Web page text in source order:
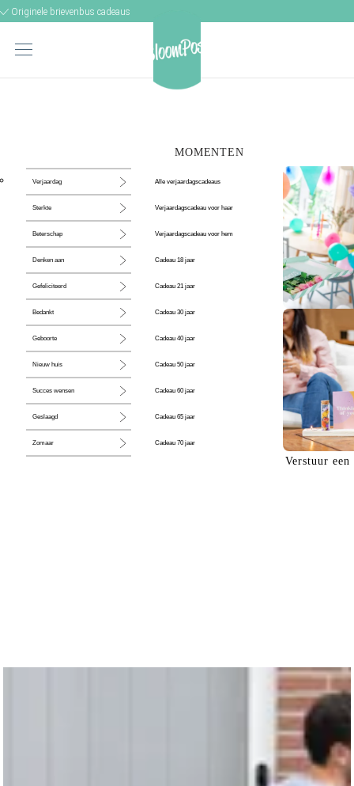
Originele brievenbus cadeaus
MOMENTEN
Verjaardag
Sterkte
Beterschap
Denken aan
Gefeliciteerd
Bedankt
Geboorte
Nieuw huis
Succes wensen
Geslaagd
Zomaar
Alle verjaardagscadeaus
Verjaardagscadeau voor haar
Verjaardagscadeau voor hem
Cadeau 18 jaar
Cadeau 21 jaar
Cadeau 30 jaar
Cadeau 40 jaar
Cadeau 50 jaar
Cadeau 60 jaar
Cadeau 65 jaar
Cadeau 70 jaar
De perfecte
Verstuur een